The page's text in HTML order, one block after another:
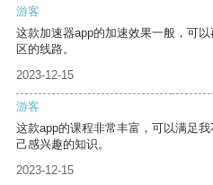
游客
这款加速器app的加速效果一般，可
区的线路。
2023-12-15
游客
这款app的课程非常丰富，可以满足
己感兴趣的知识。
2023-12-15